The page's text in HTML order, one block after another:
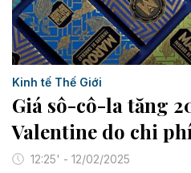
Kinh tế Thế Giới
Giá sô-cô-la tăng
Valentine do chi
12:25' - 12/02/2025